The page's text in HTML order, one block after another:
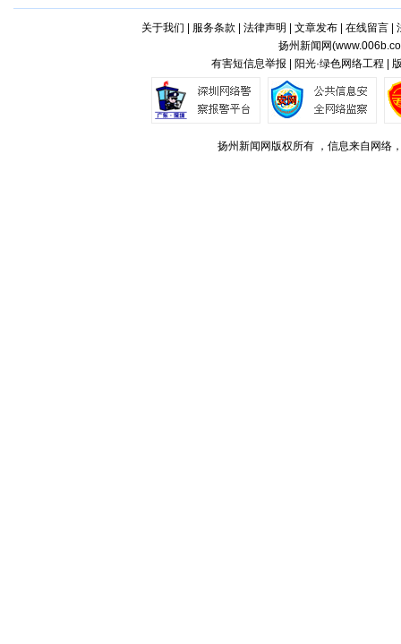
关于我们 服务条款 法律声明 文章发布| 在线留言|
扬州新闻网(
有害短信息举报 | 阳光·绿色网络工程 |
扬州新闻网版权所有 ，信息来自网络